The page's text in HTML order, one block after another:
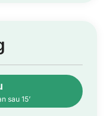
sau 15’